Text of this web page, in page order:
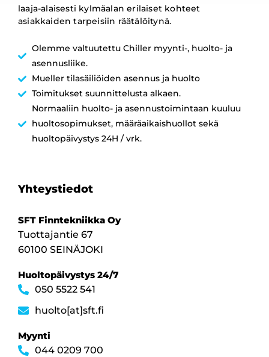
laaja-alaisesti kylmäalan erilaiset kohteet
asiakkaiden tarpeisiin räätälöitynä.
Olemme valtuutettu Chiller myynti-, huolto- ja
asennusliike.
Mueller tilasäiliöiden asennus ja huolto
Toimitukset suunnittelusta alkaen.
Normaaliin huolto- ja asennustoimintaan kuuluu
huoltosopimukset, määräaikaishuollot sekä
huoltopäivystys 24H / vrk.
Yhteystiedot
SFT Finntekniikka Oy
Tuottajantie 67
60100 SEINÄJOKI
Huoltopäivystys 24/7
050 5522 541
huolto[at]sft.fi
Myynti
044 0209 700